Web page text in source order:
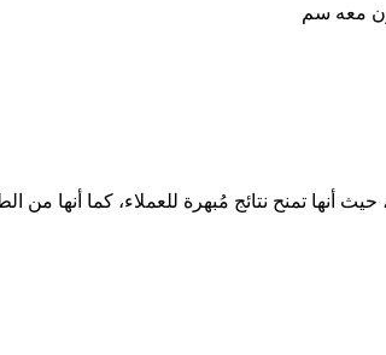
معه سم
أنها تمنح نتائج مُبهرة للعملاء، كما